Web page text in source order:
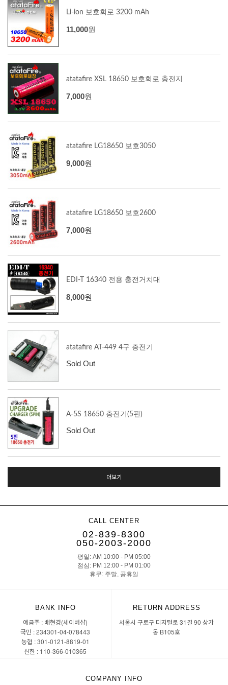
Li-ion 보호회로 3200 mAh
11,000원
atatafire XSL 18650 보호회로 충전지
7,000원
atatafire LG18650 보호3050
9,000원
atatafire LG18650 보호2600
7,000원
EDI-T 16340 전용 충전거치대
8,000원
atatafire AT-449 4구 충전기
Sold Out
A-5S 18650 충전기(5핀)
Sold Out
더보기
CALL CENTER
02-839-8300
050-2003-2000
평일: AM 10:00 - PM 05:00
점심: PM 12:00 - PM 01:00
휴무: 주말, 공휴일
BANK INFO
예금주 : 배현경(세이버샵)
국민 : 234301-04-078443
농협 : 301-0121-8819-01
신한 : 110-366-010365
RETURN ADDRESS
서울시 구로구 디지털로 31길 90 상가
동 B105호
COMPANY INFO